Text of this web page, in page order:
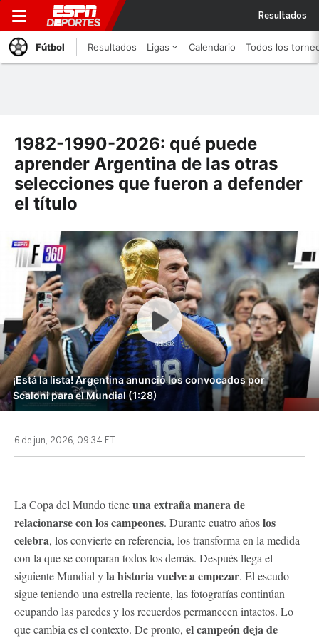
Resultados
Fútbol Resultados Ligas Calendario Todos los
1982-1990-2026: qué puede
aprender Argentina de las otras
selecciones que fueron a defender
el título
¡Está la lista! Argentina anunció los convocados por
Scaloni para el Mundial (1:28)
6 de jun, 2026, 09:34 ET
La Copa del Mundo tieneuna extraña manera de
relacionarse con los campeones. Durante cuatro añoslos
celebra, los convierte en referencia, los transforma en la medida
con la que se comparan todos los demás. Después llega el
siguiente Mundial yla historia vuelve a empezar. El escudo
sigue teniendo una estrella reciente, las fotografías continúan
ocupando las paredes y los recuerdos permanecen intactos. Lo
que cambia es el contexto. De pronto, el campeón deja de